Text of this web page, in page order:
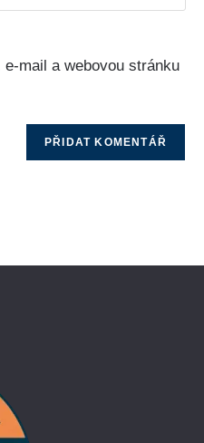
mail a webovou stránku